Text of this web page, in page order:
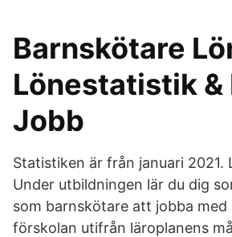
Barnskötare
Lönestatistik &
Jobb
Statistiken är från januari 2021.
Under utbildningen lär du dig
som barnskötare att jobba med
förskolan utifrån läroplanens